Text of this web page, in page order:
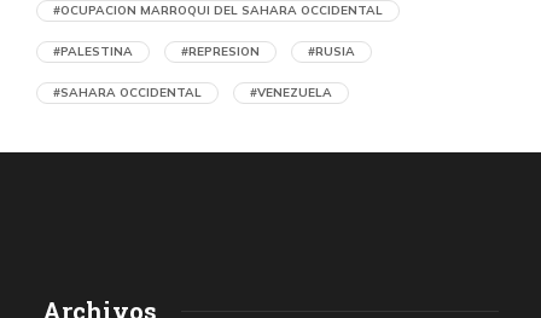
Ejecución de niños palestinos con un solo
con una única herida de bala en la cabeza o el pecho, un indicio
#OCUPACION MARROQUI DEL SAHARA OCCIDENTAL
#PALESTINA #REPRESION #RUSIA
#SAHARA OCCIDENTAL #VENEZUELA
Archivos